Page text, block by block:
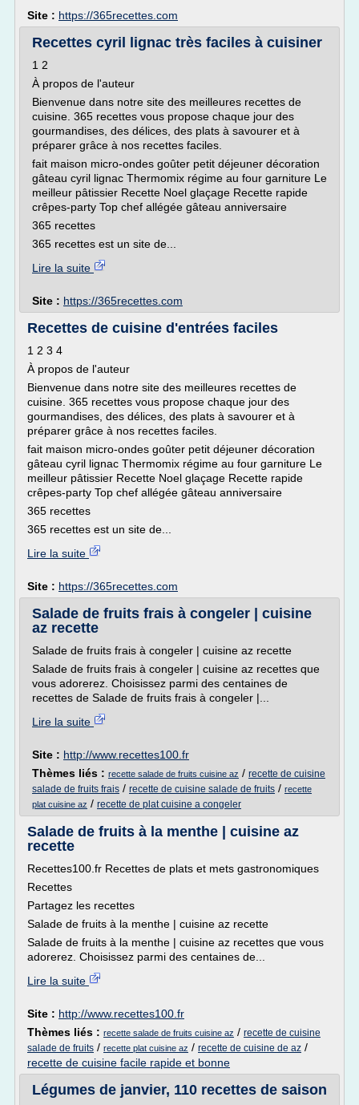
Site : https://365recettes.com
Recettes cyril lignac très faciles à cuisiner
1 2
À propos de l'auteur
Bienvenue dans notre site des meilleures recettes de
cuisine. 365 recettes vous propose chaque jour des
gourmandises, des délices, des plats à savourer et à
préparer grâce à nos recettes faciles.
fait maison micro-ondes goûter petit déjeuner décoration
gâteau cyril lignac Thermomix régime au four garniture Le
meilleur pâtissier Recette Noel glaçage Recette rapide
crêpes-party Top chef allégée gâteau anniversaire
365 recettes
365 recettes est un site de...
Lire la suite
Site : https://365recettes.com
Recettes de cuisine d'entrées faciles
1 2 3 4
À propos de l'auteur
Bienvenue dans notre site des meilleures recettes de
cuisine. 365 recettes vous propose chaque jour des
gourmandises, des délices, des plats à savourer et à
préparer grâce à nos recettes faciles.
fait maison micro-ondes goûter petit déjeuner décoration
gâteau cyril lignac Thermomix régime au four garniture Le
meilleur pâtissier Recette Noel glaçage Recette rapide
crêpes-party Top chef allégée gâteau anniversaire
365 recettes
365 recettes est un site de...
Lire la suite
Site : https://365recettes.com
Salade de fruits frais à congeler | cuisine
az recette
Salade de fruits frais à congeler | cuisine az recette
Salade de fruits frais à congeler | cuisine az recettes que
vous adorerez. Choisissez parmi des centaines de
recettes de Salade de fruits frais à congeler |...
Lire la suite
Site : http://www.recettes100.fr
Thèmes liés : recette salade de fruits cuisine az / recette de cuisine
salade de fruits frais / recette de cuisine salade de fruits / recette
plat cuisine az / recette de plat cuisine a congeler
Salade de fruits à la menthe | cuisine az
recette
Recettes100.fr Recettes de plats et mets gastronomiques
Recettes
Partagez les recettes
Salade de fruits à la menthe | cuisine az recette
Salade de fruits à la menthe | cuisine az recettes que vous
adorerez. Choisissez parmi des centaines de...
Lire la suite
Site : http://www.recettes100.fr
Thèmes liés : recette salade de fruits cuisine az / recette de cuisine
salade de fruits / recette plat cuisine az / recette de cuisine de az /
recette de cuisine facile rapide et bonne
Légumes de janvier, 110 recettes de saison